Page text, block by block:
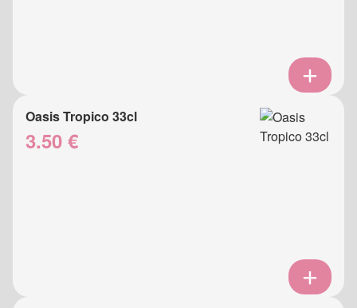
Oasis Tropico 33cl
3.50 €